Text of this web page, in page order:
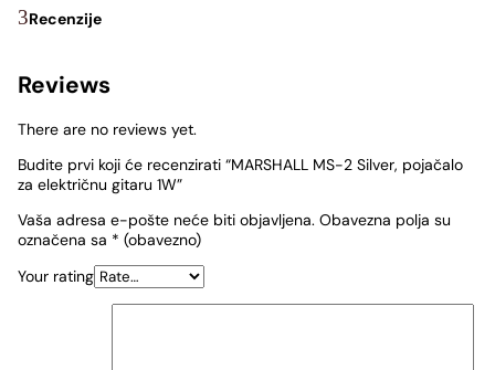
Recenzije
Reviews
There are no reviews yet.
Budite prvi koji će recenzirati “MARSHALL MS-2 Silver, pojačalo
za električnu gitaru 1W”
Vaša adresa e-pošte neće biti objavljena. Obavezna polja su
označena sa * (obavezno)
Your rating